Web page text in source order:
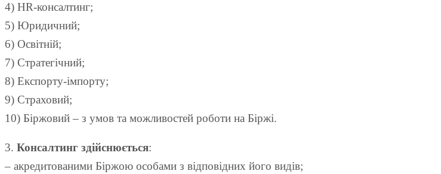
4) HR-консалтинг;
5) Юридичний;
6) Освітній;
7) Стратегічний;
8) Експорту-імпорту;
9) Страховий;
10) Біржовий – з умов та можливостей роботи на Біржі.
3. Консалтинг здійснюється:
– акредитованими Біржою особами з відповідних його видів;